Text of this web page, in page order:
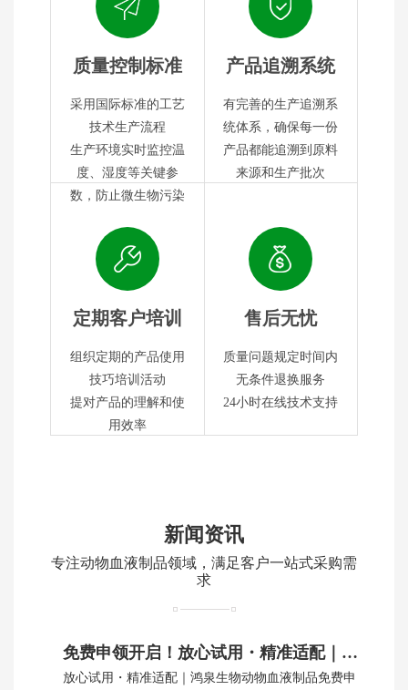
质量控制标准
采用国际标准的工艺
技术生产流程
生产环境实时监控温
度、湿度等关键参
数，防止微生物污染
产品追溯系统
有完善的生产追溯系
统体系，确保每一份
产品都能追溯到原料
来源和生产批次
定期客户培训
组织定期的产品使用
技巧培训活动
提对产品的理解和使
用效率
售后无忧
质量问题规定时间内
无条件退换服务
24小时在线技术支持
新闻资讯
专注动物血液制品领域，满足客户一站式采购需
求
免费申领开启！放心试用・精准适配｜鸿泉生物动物血制品
放心试用・精准适配｜鸿泉生物动物血液制品免费申